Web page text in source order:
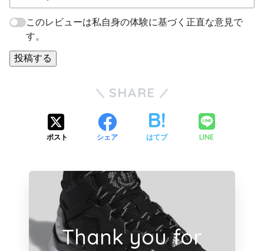
このレビューは私自身の体験に基づく正直な意見で
す。
投稿する
SHARE
ポスト シェア はてブ LINE
Thank you for